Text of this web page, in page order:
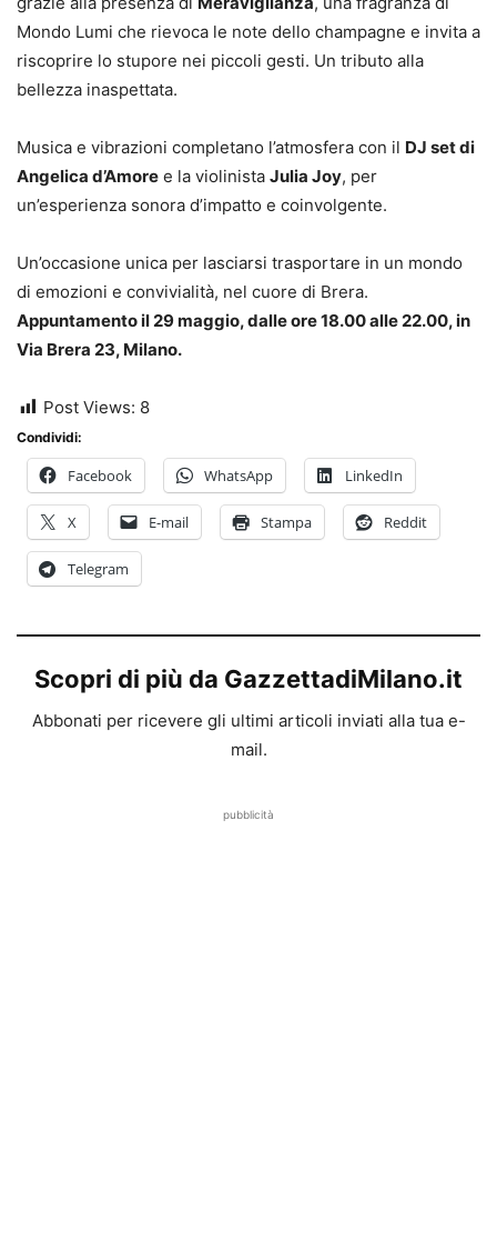
Mondo Lumi che rievoca le note dello champagne e invita a
riscoprire lo stupore nei piccoli gesti. Un tributo alla
bellezza inaspettata.
Musica e vibrazioni completano l’atmosfera con il DJ set di
Angelica d’Amore e la violinista Julia Joy, per
un’esperienza sonora d’impatto e coinvolgente.
Un’occasione unica per lasciarsi trasportare in un mondo
di emozioni e convivialità, nel cuore di Brera.
Appuntamento il 29 maggio, dalle ore 18.00 alle 22.00, in
Via Brera 23, Milano.
Post Views: 8
Condividi:
Facebook WhatsApp LinkedIn
X E-mail Stampa Reddit
Telegram
Scopri di più da GazzettadiMilano.it
Abbonati per ricevere gli ultimi articoli inviati alla tua e-
mail.
pubblicità